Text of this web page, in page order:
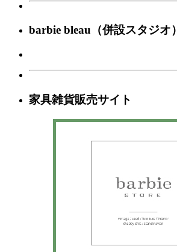
barbie bleau（併設スタジオ）
家具雑貨販売サイト